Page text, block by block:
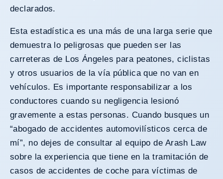
declarados.
Esta estadística es una más de una larga serie que
demuestra lo peligrosas que pueden ser las
carreteras de Los Ángeles para peatones, ciclistas
y otros usuarios de la vía pública que no van en
vehículos. Es importante responsabilizar a los
conductores cuando su negligencia lesionó
gravemente a estas personas. Cuando busques un
“abogado de accidentes automovilísticos cerca de
mí”, no dejes de consultar al equipo de Arash Law
sobre la experiencia que tiene en la tramitación de
casos de accidentes de coche para víctimas de